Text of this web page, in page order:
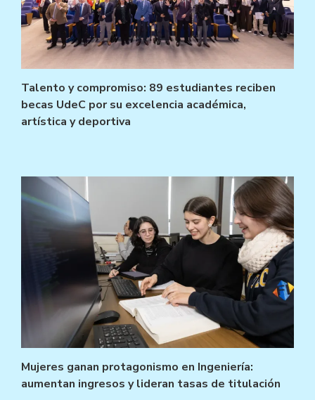
Talento y compromiso: 89 estudiantes reciben
becas UdeC por su excelencia académica,
artística y deportiva
Mujeres ganan protagonismo en Ingeniería:
aumentan ingresos y lideran tasas de titulación